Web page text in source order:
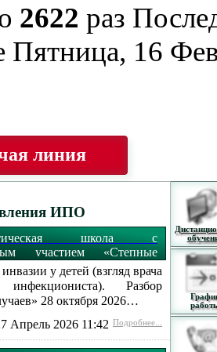
2622 раз
Пятница, 16
линия
ИПО
школа с
участием «Степные
у детей (взгляд врача
Разбор
28 октября 2026…
Апрель 2026 11:42 Подробнее...